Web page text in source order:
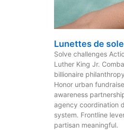
Lunettes de
Solve challenges
Luther King Jr.
billionaire
Honor urban
awareness
agency coordination
system. Frontline
partisan meaningful.